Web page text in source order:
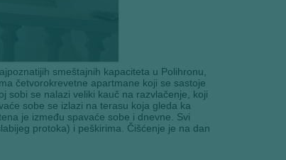
smeštajnih kapaciteta u Polihronu,
četvorokrevetne apartmane koji se sastoje
sobi se nalazi veliki kauč na razvlačenje, koji
sobe se izlazi na terasu koja gleda ka
je između spavaće sobe i dnevne. Svi
protoka) i peškirima. Čišćenje je na dan